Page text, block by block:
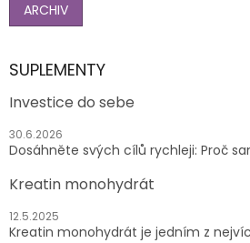
ARCHIV
SUPLEMENTY
Investice do sebe
30.6.2026
Dosáhněte svých cílů rychleji: Proč
Kreatin monohydrát
12.5.2025
Kreatin monohydrát je jedním z